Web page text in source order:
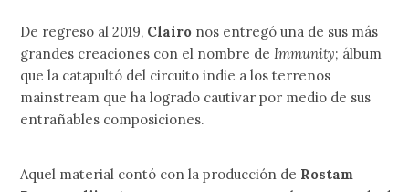
De regreso al 2019, Clairo nos entregó una de sus más
grandes creaciones con el nombre deImmunity; álbum
que la catapultó del circuito indie a los terrenos
mainstream que ha logrado cautivar por medio de sus
entrañables composiciones.
Aquel material contó con la producción de Rostam